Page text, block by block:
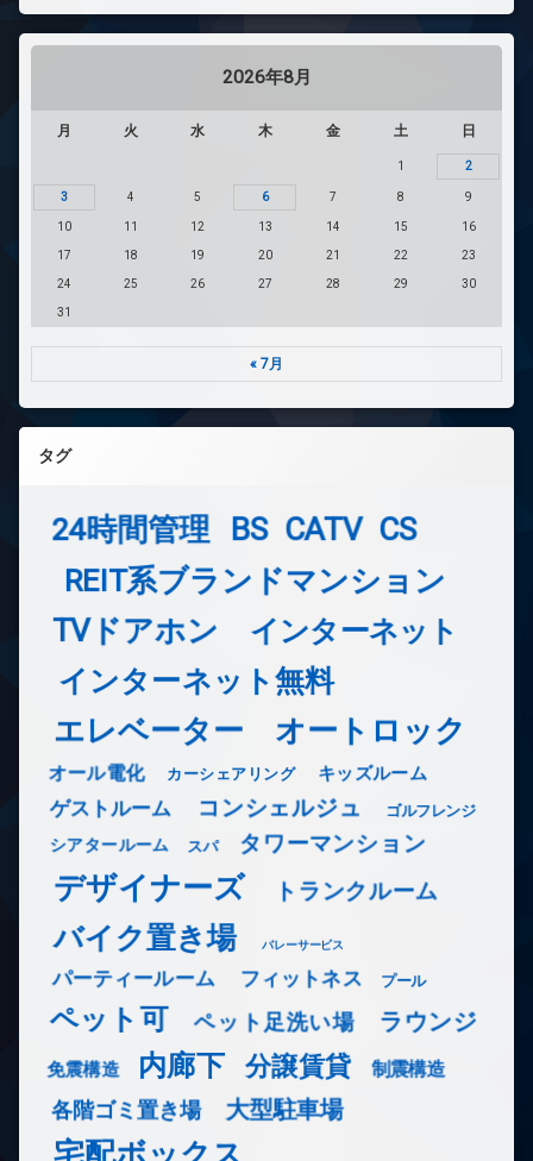
2026年8月
月 火 水 木 金 土 日
1 2
3 4 5 6 7 8 9
10 11 12 13 14 15 16
17 18 19 20 21 22 23
24 25 26 27 28 29 30
31
« 7月
タグ
24時間管理 BS CATV CS
REIT系ブランドマンション
TVドアホン インターネット
インターネット無料
エレベーター オートロック
オール電化 カーシェアリング キッズルーム
ゲストルーム コンシェルジュ ゴルフレンジ
シアタールーム スパ タワーマンション
デザイナーズ トランクルーム
バイク置き場 バレーサービス
パーティールーム フィットネス プール
ペット可 ペット足洗い場 ラウンジ
免震構造 内廊下 分譲賃貸 制震構造
各階ゴミ置き場 大型駐車場